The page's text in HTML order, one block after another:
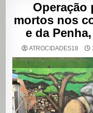
Operação
mortos nos
e da
ATROCIDADES18